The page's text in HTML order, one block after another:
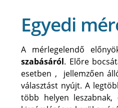
Egyedi
A mérlegelendő
szabásáról. Előre
esetben , jellemzően
választást nyújt. A
több helyen